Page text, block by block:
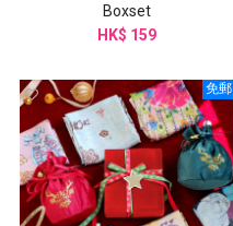
Boxset
HK$ 159
免郵